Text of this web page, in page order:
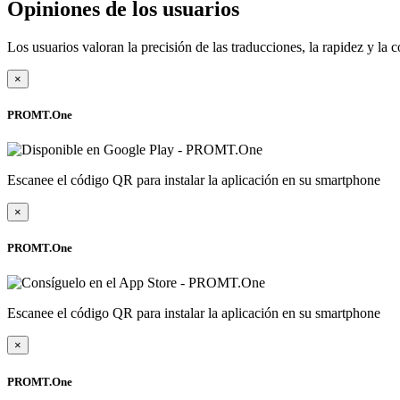
Opiniones de los usuarios
Los usuarios valoran la precisión de las traducciones, la rapidez y la
×
PROMT.One
Escanee el código QR para instalar la aplicación en su smartphone
×
PROMT.One
Escanee el código QR para instalar la aplicación en su smartphone
×
PROMT.One